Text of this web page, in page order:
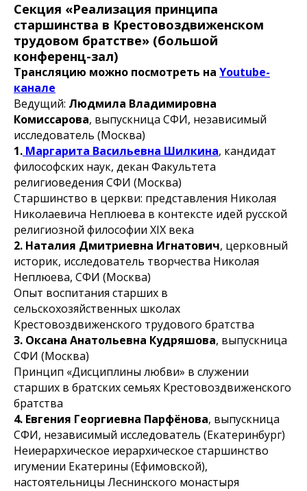
Секция «Реализация принципа
старшинства в Крестовоздвиженском
трудовом братстве» (большой
конференц-зал)
Трансляцию можно посмотреть на Youtube-
канале
Ведущий: Людмила Владимировна
Комиссарова, выпускница СФИ, независимый
исследователь (Москва)
1. Маргарита Васильевна Шилкина, кандидат
философских наук, декан Факультета
религиоведения СФИ (Москва)
Старшинство в церкви: представления Николая
Николаевича Неплюева в контексте идей русской
религиозной философии XIX века
2. Наталия Дмитриевна Игнатович, церковный
историк, исследователь творчества Николая
Неплюева, СФИ (Москва)
Опыт воспитания старших в
сельскохозяйственных школах
Крестовоздвиженского трудового братства
3. Оксана Анатольевна Кудряшова, выпускница
СФИ (Москва)
Принцип «Дисциплины любви» в служении
старших в братских семьях Крестовоздвиженского
братства
4. Евгения Георгиевна Парфёнова, выпускница
СФИ, независимый исследователь (Екатеринбург)
Неиерархическое иерархическое старшинство
игумении Екатерины (Ефимовской),
настоятельницы Леснинского монастыря